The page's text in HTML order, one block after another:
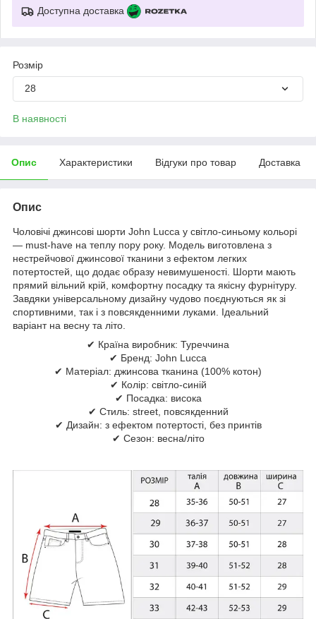
Доступна доставка
Розмір
28
В наявності
Опис Характеристики Відгуки про товар Доставка
Опис
Чоловічі джинсові шорти John Lucca у світло-синьому кольорі
— must-have на теплу пору року. Модель виготовлена з
нестрейчової джинсової тканини з ефектом легких
потертостей, що додає образу невимушеності. Шорти мають
прямий вільний крій, комфортну посадку та якісну фурнітуру.
Завдяки універсальному дизайну чудово поєднуються як зі
спортивними, так і з повсякденними луками. Ідеальний
варіант на весну та літо.
✔ Країна виробник: Туреччина
✔ Бренд: John Lucca
✔ Матеріал: джинсова тканина (100% котон)
✔ Колір: світло-синій
✔ Посадка: висока
✔ Стиль: street, повсякденний
✔ Дизайн: з ефектом потертості, без принтів
✔ Сезон: весна/літо